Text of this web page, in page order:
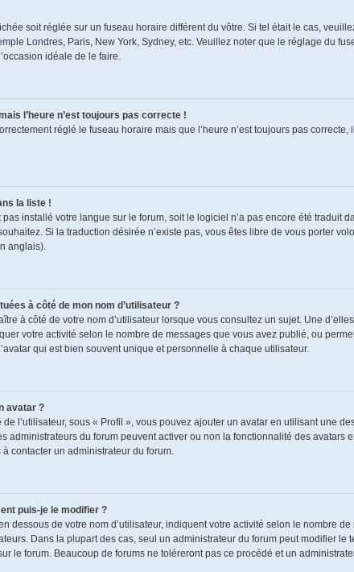
soit réglée sur un fuseau horaire différent du vôtre. Si tel était le cas,
Londres, Paris, New York, Sydney, etc. Veuillez noter que le réglage du
idéale de le faire.
l’heure n’est toujours pas correcte !
réglé le fuseau horaire mais que l’heure n’est toujours pas
la liste !
pas installé votre langue sur le forum, soit le logiciel n’a pas encore été traduit
Si la traduction désirée n’existe pas, vous êtes libre de vous porter
anglais).
à côté de mon nom d’utilisateur ?
à côté de votre nom d’utilisateur lorsque vous consultez un sujet. Une
votre activité selon le nombre de messages que vous avez publié, ou
qui est bien souvent unique et personnelle à chaque utilisateur.
avatar ?
l’utilisateur, sous « Profil », vous pouvez ajouter un avatar en utilisant une
administrateurs du forum peuvent activer ou non la fonctionnalité des
à contacter un administrateur du forum.
puis-je le modifier ?
dessous de votre nom d’utilisateur, indiquent votre activité selon le nombre
Dans la plupart des cas, seul un administrateur du forum peut modifier
le forum. Beaucoup de forums ne toléreront pas ce procédé et un